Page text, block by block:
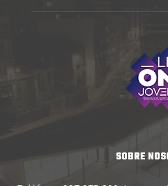
SOBRE